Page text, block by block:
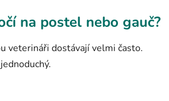
na postel nebo gauč?
veterináři dostávají velmi často.